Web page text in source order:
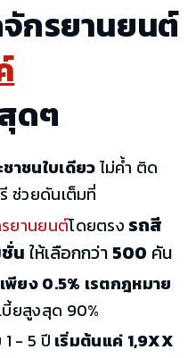
กรยานยนต์
ดๆ
าชนใบเดียวไม่ค้ำ ติด
ช่วยดันเต็มที่
ยานยนต์โดยตรง รถสี
น ให้เลือกกว่า 500 คัน
ยง 0.5% เรตกฎหมาย
ยสูงสุด 90%
- 5 ปี เริ่มต้นแค่ 1,9XX